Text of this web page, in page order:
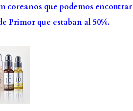
coreanos que podemos encontrar
Primor que estaban al 50%.